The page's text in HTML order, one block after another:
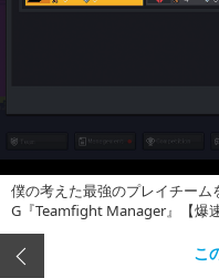
僕の考えた最強のプレイチー
G『Teamfight Manager』【爆
こ